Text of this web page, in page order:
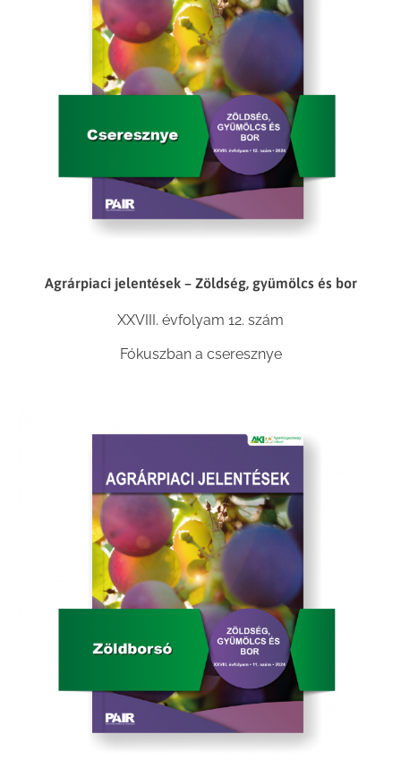
Agrárpiaci jelentések – Zöldség, gyümölcs és bor
XXVIII. évfolyam 12. szám
Fókuszban a cseresznye